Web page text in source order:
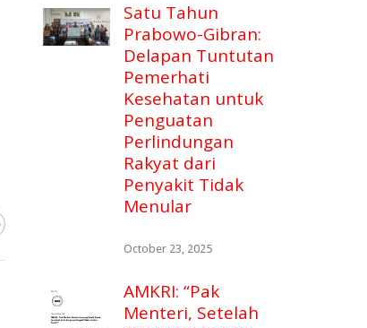
Satu Tahun
Prabowo-Gibran:
Delapan Tuntutan
Pemerhati
Kesehatan untuk
Penguatan
Perlindungan
Rakyat dari
Penyakit Tidak
Menular
October 23, 2025
AMKRI: “Pak
Menteri, Setelah